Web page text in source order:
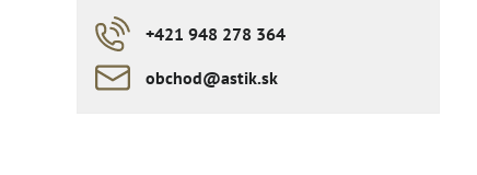
+421 948 278 364
obchod​​@astik​​.sk